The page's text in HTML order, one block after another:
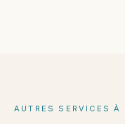
AUTRES SERVICES À